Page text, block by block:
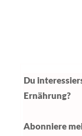
Du
Ernährung?
Abonniere